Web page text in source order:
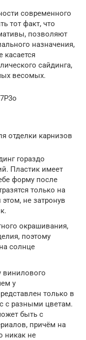
современного
тот факт, что
позволяют
назначения,
касается
сайдинга,
весомых.
отделки карнизов
гораздо
Пластик имеет
форму после
только на
не затронув
окрашивания,
поэтому
солнце
винилового
у
только в
с разными цветам.
быть с
причём на
никак не